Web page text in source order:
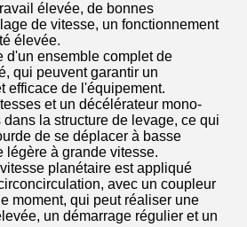
élevée, de bonnes
de vitesse, un fonctionnement
élevée.
d'un ensemble complet de
qui peuvent garantir un
efficace de l'équipement.
et un décélérateur mono-
la structure de levage, ce qui
de se déplacer à basse
légère à grande vitesse.
planétaire est appliqué
avec un coupleur
moment, qui peut réaliser une
un démarrage régulier et un